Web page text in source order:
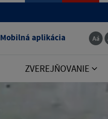
Mobilná aplikácia
ZVEREJŇOVANIE